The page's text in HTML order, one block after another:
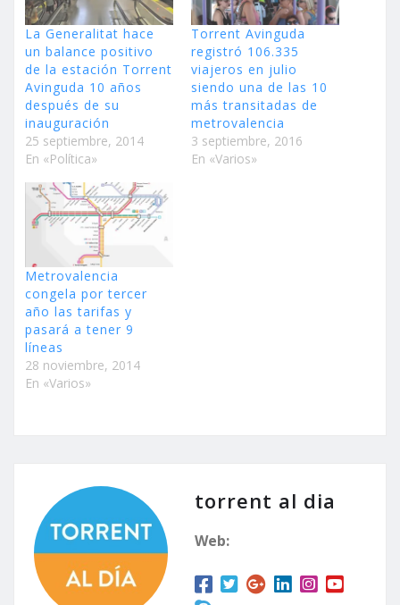
La Generalitat hace
un balance positivo
de la estación Torrent
Avinguda 10 años
después de su
inauguración
25 septiembre, 2014
En «Política»
Torrent Avinguda
registró 106.335
viajeros en julio
siendo una de las 10
más transitadas de
metrovalencia
3 septiembre, 2016
En «Varios»
Metrovalencia
congela por tercer
año las tarifas y
pasará a tener 9
líneas
28 noviembre, 2014
En «Varios»
torrent al dia
Web: